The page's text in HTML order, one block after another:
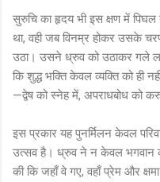
सुरुचि का हृदय भी इस क्षण में
था, वही जब विनम्र होकर उसके
उठा। उसने ध्रुव को उठाकर गले
कि शुद्ध भक्ति केवल व्यक्ति को ही
—द्वेष को स्नेह में, अपराधबोध को
इस प्रकार यह पुनर्मिलन केवल
उत्सव है। ध्रुव ने न केवल भगवान को
की कि जहाँ वे गए, वहाँ प्रेम और